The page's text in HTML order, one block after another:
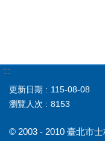
:::
更新日期
115-08-08
瀏覽人次
8153
© 2003 - 2010 臺北市